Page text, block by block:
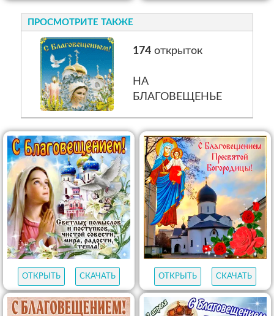
ПРОСМОТРИТЕ ТАКЖЕ
174открыток
НА
БЛАГОВЕЩЕНЬЕ
ОТКРЫТЬ СКАЧАТЬ ОТКРЫТЬ СКАЧАТЬ